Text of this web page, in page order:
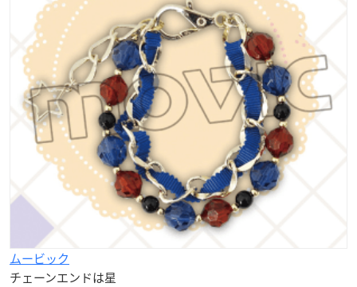
ムービック
チェーンエンドは星